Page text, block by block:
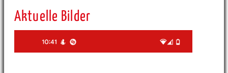
Aktuelle Bilder